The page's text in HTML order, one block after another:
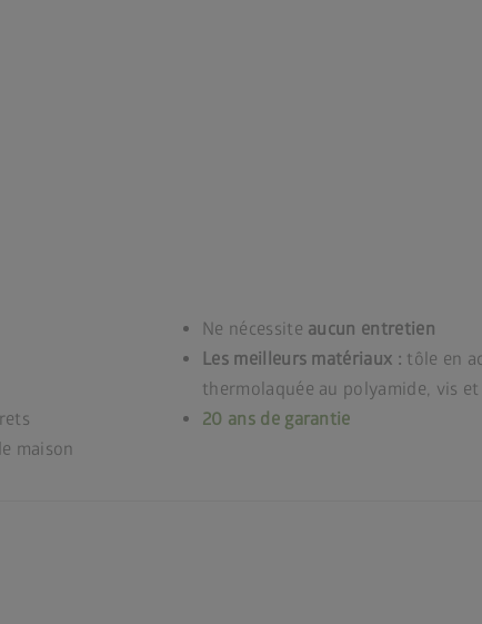
maison
Ne nécessite aucun entretien
Les meilleurs matériaux : tôle en
thermolaquée au polyamide, vis
20 ans de garantie